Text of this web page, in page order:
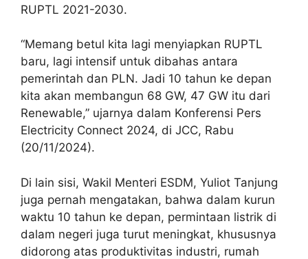
RUPTL 2021-2030.
“Memang betul kita lagi menyiapkan RUPTL
baru, lagi intensif untuk dibahas antara
pemerintah dan PLN. Jadi 10 tahun ke depan
kita akan membangun 68 GW, 47 GW itu dari
Renewable,” ujarnya dalam Konferensi Pers
Electricity Connect 2024, di JCC, Rabu
(20/11/2024).
Di lain sisi, Wakil Menteri ESDM, Yuliot Tanjung
juga pernah mengatakan, bahwa dalam kurun
waktu 10 tahun ke depan, permintaan listrik di
dalam negeri juga turut meningkat, khususnya
didorong atas produktivitas industri, rumah